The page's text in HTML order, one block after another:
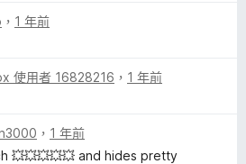
， 1 年前
使用者 16828216 ， 1 年前
， 1 年前
💥💥💥💥💥 and hides pretty